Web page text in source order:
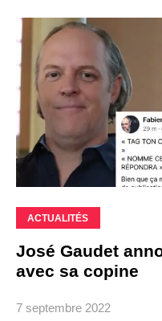
ACTUALITÉS
José Gaudet
avec sa copine
7 septembre 2022